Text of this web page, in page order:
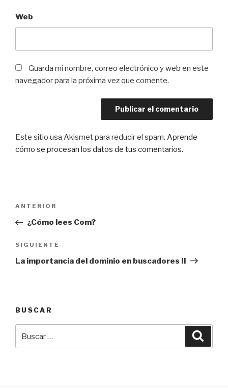
Web
Guarda mi nombre, correo electrónico y web en este
navegador para la próxima vez que comente.
Este sitio usa Akismet para reducir el spam. Aprende
cómo se procesan los datos de tus comentarios.
entradas
Entrada
anterior:
ANTERIOR
¿Cómo lees Com?
Siguiente
entrada
SIGUIENTE
La importancia del dominio en buscadores II
BUSCAR